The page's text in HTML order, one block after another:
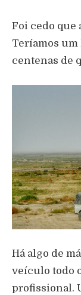
Foi cedo que
Teríamos
centenas de
Há algo de
veículo todo
profissional.